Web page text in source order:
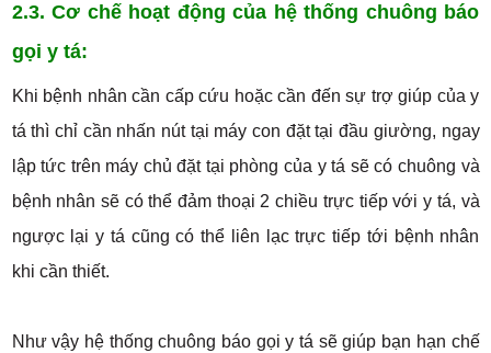
2.3. Cơ chế hoạt động của hệ thống chuông báo
gọi y tá:
Khi bệnh nhân cần cấp cứu hoặc cần đến sự trợ giúp của y
tá thì chỉ cần nhấn nút tại máy con đặt tại đầu giường, ngay
lập tức trên máy chủ đặt tại phòng của y tá sẽ có chuông và
bệnh nhân sẽ có thể đảm thoại 2 chiều trực tiếp với y tá, và
ngược lại y tá cũng có thể liên lạc trực tiếp tới bệnh nhân
khi cần thiết.
Như vậy hệ thống chuông báo gọi y tá sẽ giúp bạn hạn chế